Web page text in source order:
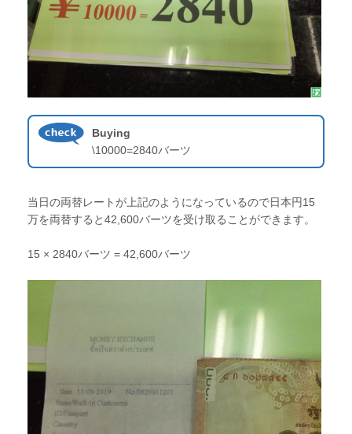
Buying
\10000=2840バーツ
当日の両替レートが上記のようになっているので日本円15
万を両替すると42,600バーツを受け取ることができます。
15 × 2840バーツ = 42,600バーツ